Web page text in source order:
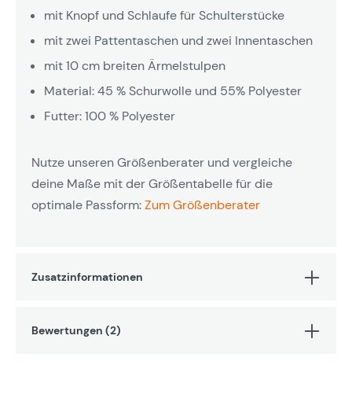
mit Knopf und Schlaufe für Schulterstücke
mit zwei Pattentaschen und zwei Innentaschen
mit 10 cm breiten Ärmelstulpen
Material: 45 % Schurwolle und 55% Polyester
Futter: 100 % Polyester
Nutze unseren Größenberater und vergleiche
deine Maße mit der Größentabelle für die
optimale Passform:Zum Größenberater
Zusatzinformationen
Bewertungen (2)